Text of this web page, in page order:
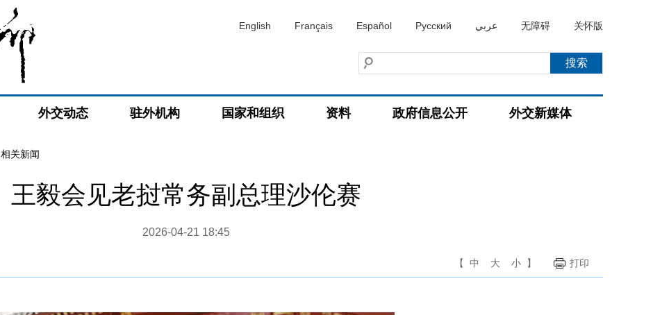
English Français Español Русский عربي 无障碍 关怀版
外交动态 驻外机构 国家和组织 资料 政府信息公开 外交新媒体
相关新闻
王毅会见老挝常务副总理沙伦赛
2026-04-21 18:45
【 中 大 小 】 打印